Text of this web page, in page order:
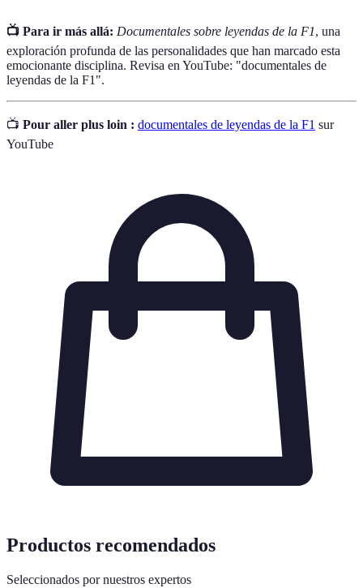
📺 Para ir más allá: Documentales sobre leyendas de la F1, una
exploración profunda de las personalidades que han marcado esta
emocionante disciplina. Revisa en YouTube: "documentales de
leyendas de la F1".
📺 Pour aller plus loin : documentales de leyendas de la F1 sur
YouTube
Productos recomendados
Seleccionados por nuestros expertos